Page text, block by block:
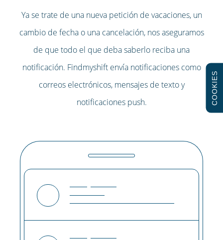
Ya se trate de una nueva petición de vacaciones, un
cambio de fecha o una cancelación, nos aseguramos
de que todo el que deba saberlo reciba una
notificación. Findmyshift envía notificaciones como
correos electrónicos, mensajes de texto y
notificaciones push.
COOKIES